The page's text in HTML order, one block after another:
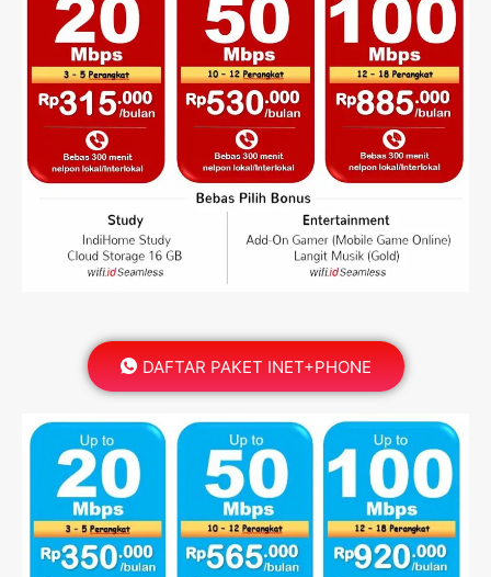
DAFTAR PAKET INET+PHONE